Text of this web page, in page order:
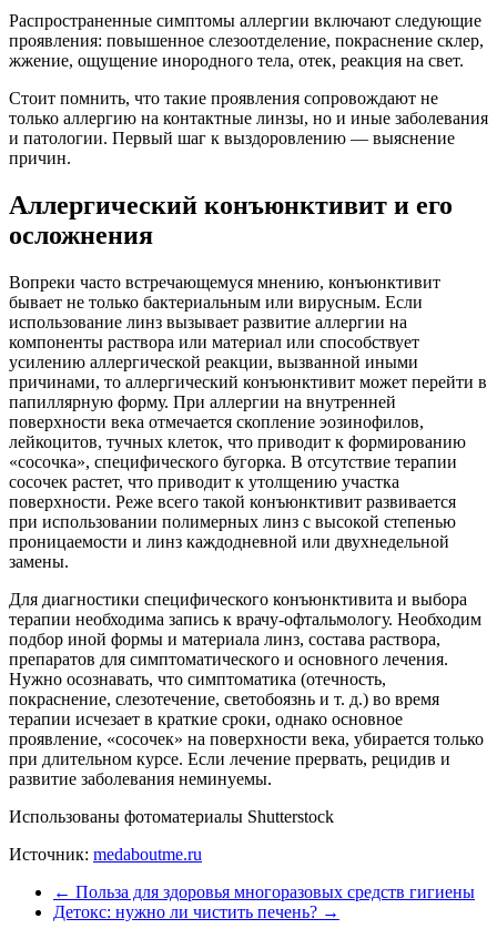
Распространенные симптомы аллергии включают следующие
проявления: повышенное слезоотделение, покраснение склер,
жжение, ощущение инородного тела, отек, реакция на свет.
Стоит помнить, что такие проявления сопровождают не
только аллергию на контактные линзы, но и иные заболевания
и патологии. Первый шаг к выздоровлению — выяснение
причин.
Аллергический конъюнктивит и его
осложнения
Вопреки часто встречающемуся мнению, конъюнктивит
бывает не только бактериальным или вирусным. Если
использование линз вызывает развитие аллергии на
компоненты раствора или материал или способствует
усилению аллергической реакции, вызванной иными
причинами, то аллергический конъюнктивит может перейти в
папиллярную форму. При аллергии на внутренней
поверхности века отмечается скопление эозинофилов,
лейкоцитов, тучных клеток, что приводит к формированию
«сосочка», специфического бугорка. В отсутствие терапии
сосочек растет, что приводит к утолщению участка
поверхности. Реже всего такой конъюнктивит развивается
при использовании полимерных линз с высокой степенью
проницаемости и линз каждодневной или двухнедельной
замены.
Для диагностики специфического конъюнктивита и выбора
терапии необходима запись к врачу-офтальмологу​. Необходим
подбор иной формы и материала линз, состава раствора,
препаратов для симптоматического и основного лечения.
Нужно осознавать, что симптоматика (отечность,
покраснение, слезотечение, светобоязнь и т. д.) во время
терапии исчезает в краткие сроки, однако основное
проявление, «сосочек» на поверхности века, убирается только
при длительном курсе. Если лечение прервать, рецидив и
развитие заболевания неминуемы.
Использованы фотоматериалы Shutterstock
Источник: medaboutme.ru
← Польза для здоровья многоразовых средств гигиены
Детокс: нужно ли чистить печень? →